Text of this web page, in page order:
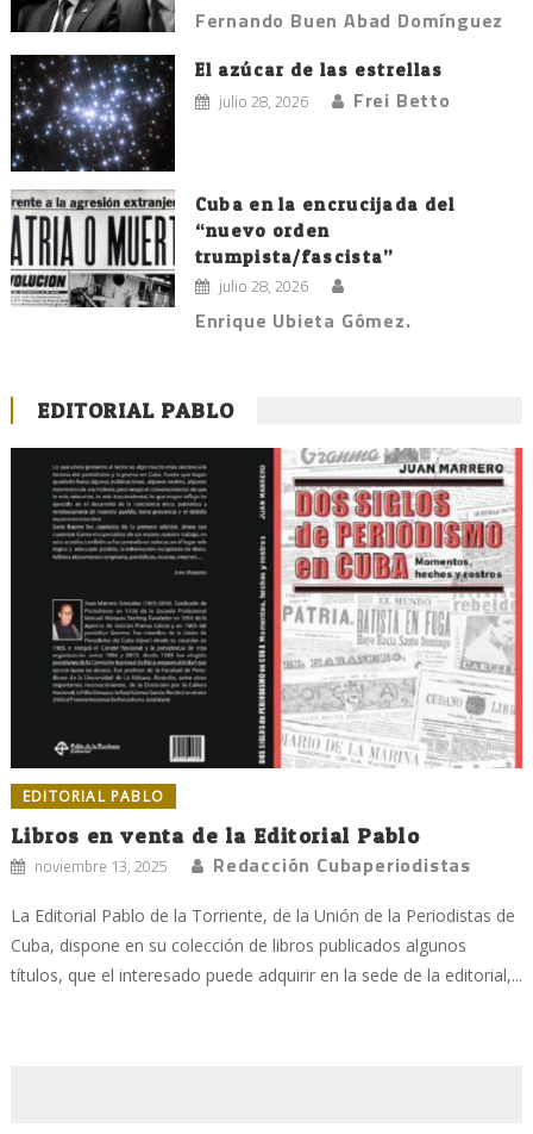
Fernando Buen Abad Domínguez
El azúcar de las estrellas
julio 28, 2026 Frei Betto
Cuba en la encrucijada del
“nuevo orden
trumpista/fascista”
julio 28, 2026
Enrique Ubieta Gómez.
EDITORIAL PABLO
EDITORIAL PABLO
Libros en venta de la Editorial Pablo
noviembre 13, 2025 Redacción Cubaperiodistas
La Editorial Pablo de la Torriente, de la Unión de la Periodistas de
Cuba, dispone en su colección de libros publicados algunos
títulos, que el interesado puede adquirir en la sede de la editorial,...